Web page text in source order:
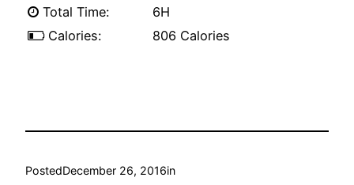
 Total Time: 6H
Calories: 806 Calories
PostedDecember 26, 2016in